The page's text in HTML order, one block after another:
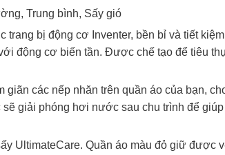
Trung bình, Sấy gió
bị động cơ Inventer, bền bỉ và tiết
động cơ biến tần. Được chế tạo để tiêu
các nếp nhăn trên quần áo của bạn,
giải phóng hơi nước sau chu trình để giúp
UltimateCare. Quần áo màu đỏ giữ được